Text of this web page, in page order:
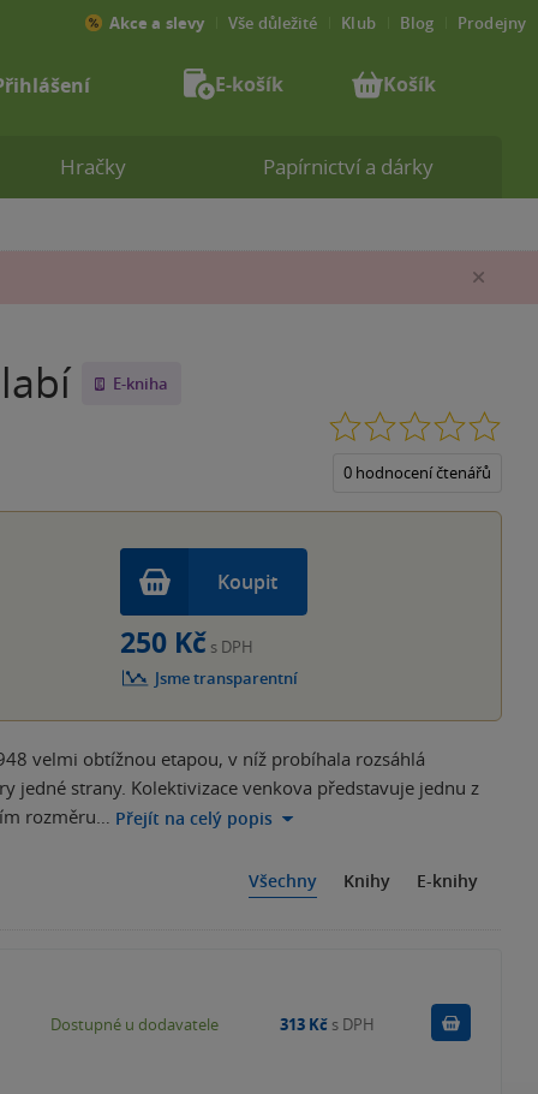
E-kniha
0 hodnocení čtenářů
Koupit
250 Kč s DPH
Jsme transparentní
velmi obtížnou etapou, v níž probíhala rozsáhlá
jedné strany. Kolektivizace venkova představuje jednu z
rozměru… Přejít na celý popis
Všechny Knihy E-knihy
Dostupné u dodavatele 313 Kč s DPH
Hračky Papírnictví a dárky
Akce a slevy Vše důležité Klub Blog Prodejny
E-košík Košík